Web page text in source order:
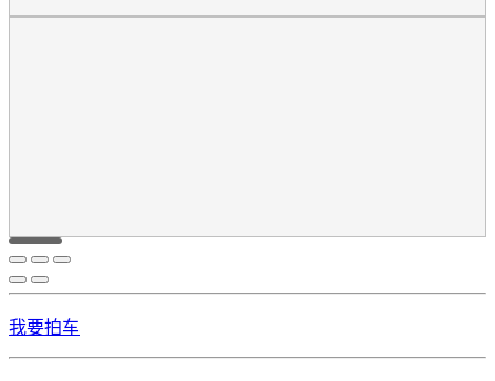
我要拍车